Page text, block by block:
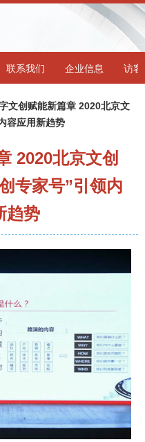
联系我们 企业信息 访客
文创赋能新篇章 2020北京文
容应用新趋势
2020北京文创
专家号”引领内
趋势